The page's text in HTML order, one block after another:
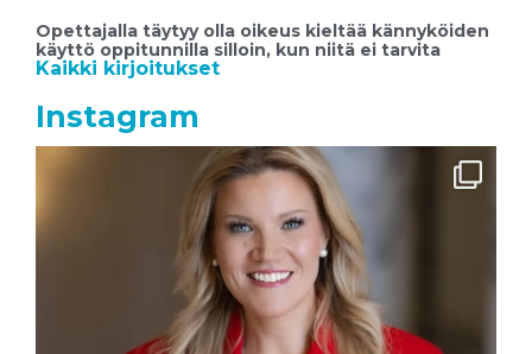
Opettajalla täytyy olla oikeus kieltää kännyköiden
käyttö oppitunnilla silloin, kun niitä ei tarvita
Kaikki kirjoitukset
Instagram